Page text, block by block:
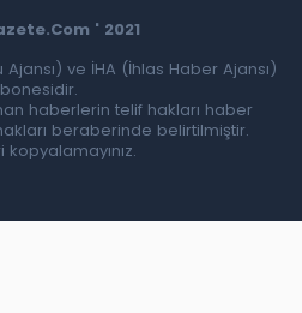
' 2021
ve İHA (İhlas Haber Ajansı)
haberlerin telif hakları haber
beraberinde belirtilmiştir.
kopyalamayınız.